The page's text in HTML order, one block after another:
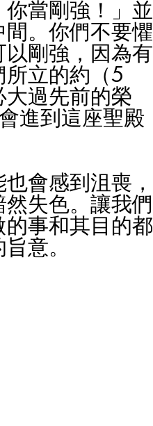
當剛強！」並
。你們不要懼
剛強，因為有
立的約（5
過先前的榮
進到這座聖殿
會感到沮喪，
失色。讓我們
事和其目的都
意。